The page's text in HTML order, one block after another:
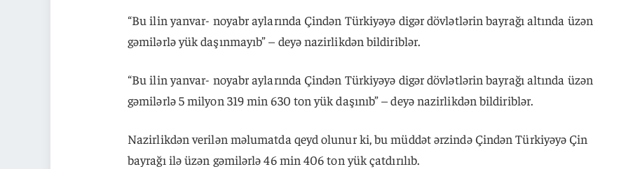
“Bu ilin yanvar- noyabr aylarında Çindən Türkiyəyə digər dövlətlərin bayrağı altında üzən
gəmilərlə yük daşınmayıb” – deyə nazirlikdən bildiriblər.
“Bu ilin yanvar- noyabr aylarında Çindən Türkiyəyə digər dövlətlərin bayrağı altında üzən
gəmilərlə 5 milyon 319 min 630 ton yük daşınıb” – deyə nazirlikdən bildiriblər.
Nazirlikdən verilən məlumatda qeyd olunur ki, bu müddət ərzində Çindən Türkiyəyə Çin
bayrağı ilə üzən gəmilərlə 46 min 406 ton yük çatdırılıb.